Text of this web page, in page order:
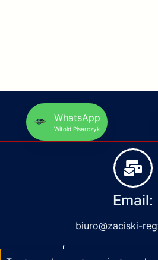
WhatsApp
Witold Pisarczyk
Email:
biuro@zaciski-